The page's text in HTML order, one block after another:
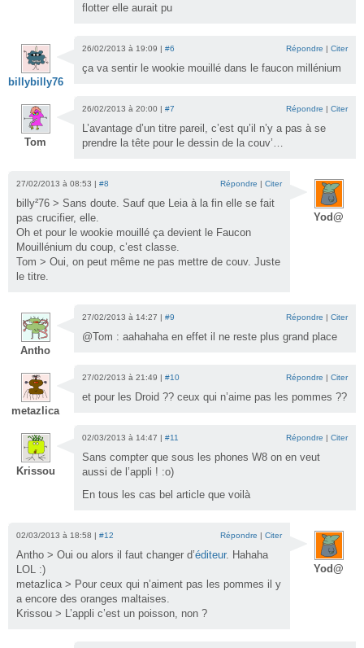
flotter elle aurait pu
billybilly76
26/02/2013 à 19:09 | #6 Répondre | Citer
ça va sentir le wookie mouillé dans le faucon millénium
Tom
26/02/2013 à 20:00 | #7 Répondre | Citer
L’avantage d’un titre pareil, c’est qu’il n’y a pas à se
prendre la tête pour le dessin de la couv’…
Yod@
27/02/2013 à 08:53 | #8 Répondre | Citer
billy²76 > Sans doute. Sauf que Leia à la fin elle se fait
pas crucifier, elle.
Oh et pour le wookie mouillé ça devient le Faucon
Mouillénium du coup, c’est classe.
Tom > Oui, on peut même ne pas mettre de couv. Juste
le titre.
Antho
27/02/2013 à 14:27 | #9 Répondre | Citer
@Tom : aahahaha en effet il ne reste plus grand place
metazlica
27/02/2013 à 21:49 | #10 Répondre | Citer
et pour les Droid ?? ceux qui n’aime pas les pommes ??
Krissou
02/03/2013 à 14:47 | #11 Répondre | Citer
Sans compter que sous les phones W8 on en veut
aussi de l’appli ! :o)
En tous les cas bel article que voilà
Yod@
02/03/2013 à 18:58 | #12 Répondre | Citer
Antho > Oui ou alors il faut changer d’éditeur. Hahaha
LOL :)
metazlica > Pour ceux qui n’aiment pas les pommes il y
a encore des oranges maltaises.
Krissou > L’appli c’est un poisson, non ?